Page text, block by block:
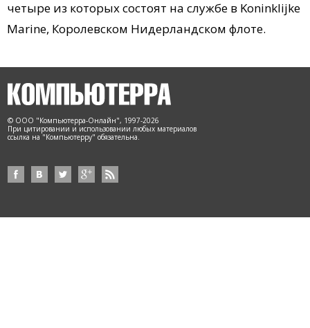
четыре из которых состоят на службе в Koninklijke
Marine, Королевском Нидерландском флоте.
© ООО "Компьютерра-Онлайн", 1997-2026
При цитировании и использовании любых материалов
ссылка на "Компьютерру" обязательна.